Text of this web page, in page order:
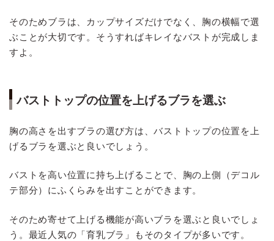
そのためブラは、カップサイズだけでなく、胸の横幅で選
ぶことが大切です。そうすればキレイなバストが完成しま
すよ。
バストトップの位置を上げるブラを選ぶ
胸の高さを出すブラの選び方は、バストトップの位置を上
げるブラを選ぶと良いでしょう。
バストを高い位置に持ち上げることで、胸の上側（デコル
テ部分）にふくらみを出すことができます。
そのため寄せて上げる機能が高いブラを選ぶと良いでしょ
う。最近人気の「育乳ブラ」もそのタイプが多いです。